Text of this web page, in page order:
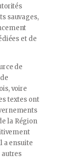
sauvages,
et de
de
voire
textes ont
la Région
a ensuite
autres